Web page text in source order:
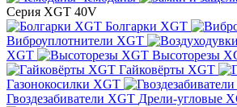
Серия XGT 40V
Болгарки XGT
Виброуплотнители XGT
XGT
Высоторезы
Гайковёрты XGT
Газонокосилки XGT
Гвоздезабиватели XGT Дрели-угловые